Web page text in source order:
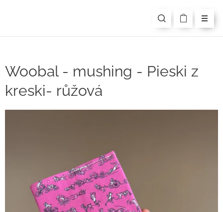
Woobal - mushing - Pieski z
kreski- růžová